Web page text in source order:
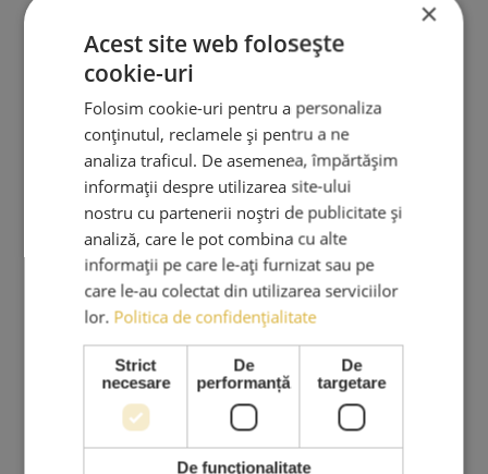
Profesionalism în extensii de gene. Produse premium,
instrumente profesionale și cursuri de specialitate.
AMA LASHES SRL
Sediu social: București
Strada Murgeni nr. 5
CUI: RO 36508671
Reg. Com: J40/3049/2023
Tel:
0767.569.659
Email:
ama.lashes@gmail.com
×
Acest site web folosește
cookie-uri
Folosim cookie-uri pentru a personaliza
conținutul, reclamele și pentru a ne
analiza traficul. De asemenea, împărtășim
informații despre utilizarea site-ului
nostru cu partenerii noștri de publicitate și
analiză, care le pot combina cu alte
informații pe care le-ați furnizat sau pe
care le-au colectat din utilizarea serviciilor
lor. Politica de confidențialitate
Strict
necesare
De
performanță
De
targetare
De funcţionalitate